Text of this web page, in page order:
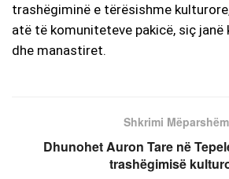
trashëgiminë e tërësishme
atë të komuniteteve pakicë, siç
dhe manastiret.
Shkrimi Mëparshëm
Dhunohet Auron Tare në
trashëgimisë